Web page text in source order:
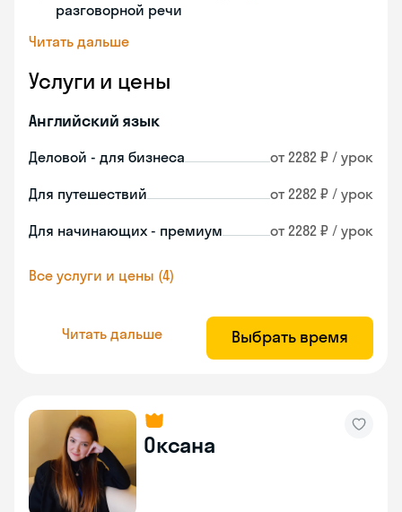
разговорной речи
Читать дальше
Услуги и цены
Английский язык
Деловой - для бизнеса от 2282 ₽ / урок
Для путешествий от 2282 ₽ / урок
Для начинающих - премиум от 2282 ₽ / урок
Все услуги и цены (4)
Читать дальше Выбрать время
Оксана